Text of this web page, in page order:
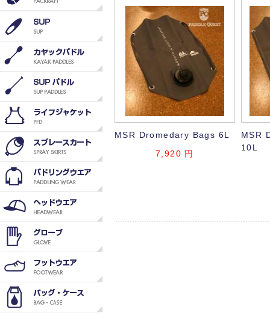
MSR Dromedary Bags 6L
7,920 円
MSR
10L